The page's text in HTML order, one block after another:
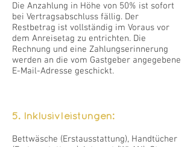
Die Anzahlung in Höhe von 50% ist sofort
bei Vertragsabschluss fällig. Der
Restbetrag ist vollständig im Voraus vor
dem Anreisetag zu entrichten. Die
Rechnung und eine Zahlungserinnerung
werden an die vom Gastgeber angegebene
E-Mail-Adresse geschickt.
5. Inklusivleistungen:
Bettwäsche (Erstausstattung), Handtücher